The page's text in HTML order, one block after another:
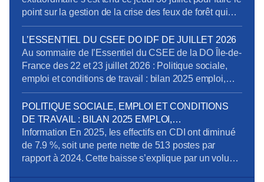
point sur la gestion de la crise des feux de forêt qui
touchent la Gironde et les Landes. Plus de 1 100
salariés de la DO Grand Sud-Ouest sont concernés.
Voici ce qu’il faut retenir des échanges, […]
L’ESSENTIEL DU CSEE DO IDF DE JUILLET 2026
Au sommaire de l’Essentiel du CSEE de la DO Île-de-
France des 22 et 23 juillet 2026 : Politique sociale,
emploi et conditions de travail : bilan 2025 emploi,
perspectives et compétences Pôle Obligations
Légales de Paris : dénonciation d’usage et mise en
conformité des déclarations des heures et périodes
d’astreinte Recrutement d’un préventeur au sein […]
POLITIQUE SOCIALE, EMPLOI ET CONDITIONS
DE TRAVAIL : BILAN 2025 EMPLOI,
PERSPECTIVES ET COMPÉTENCES
Information En 2025, les effectifs en CDI ont diminué
de 7.9 %, soit une perte nette de 513 postes par
rapport à 2024. Cette baisse s’explique par un volume